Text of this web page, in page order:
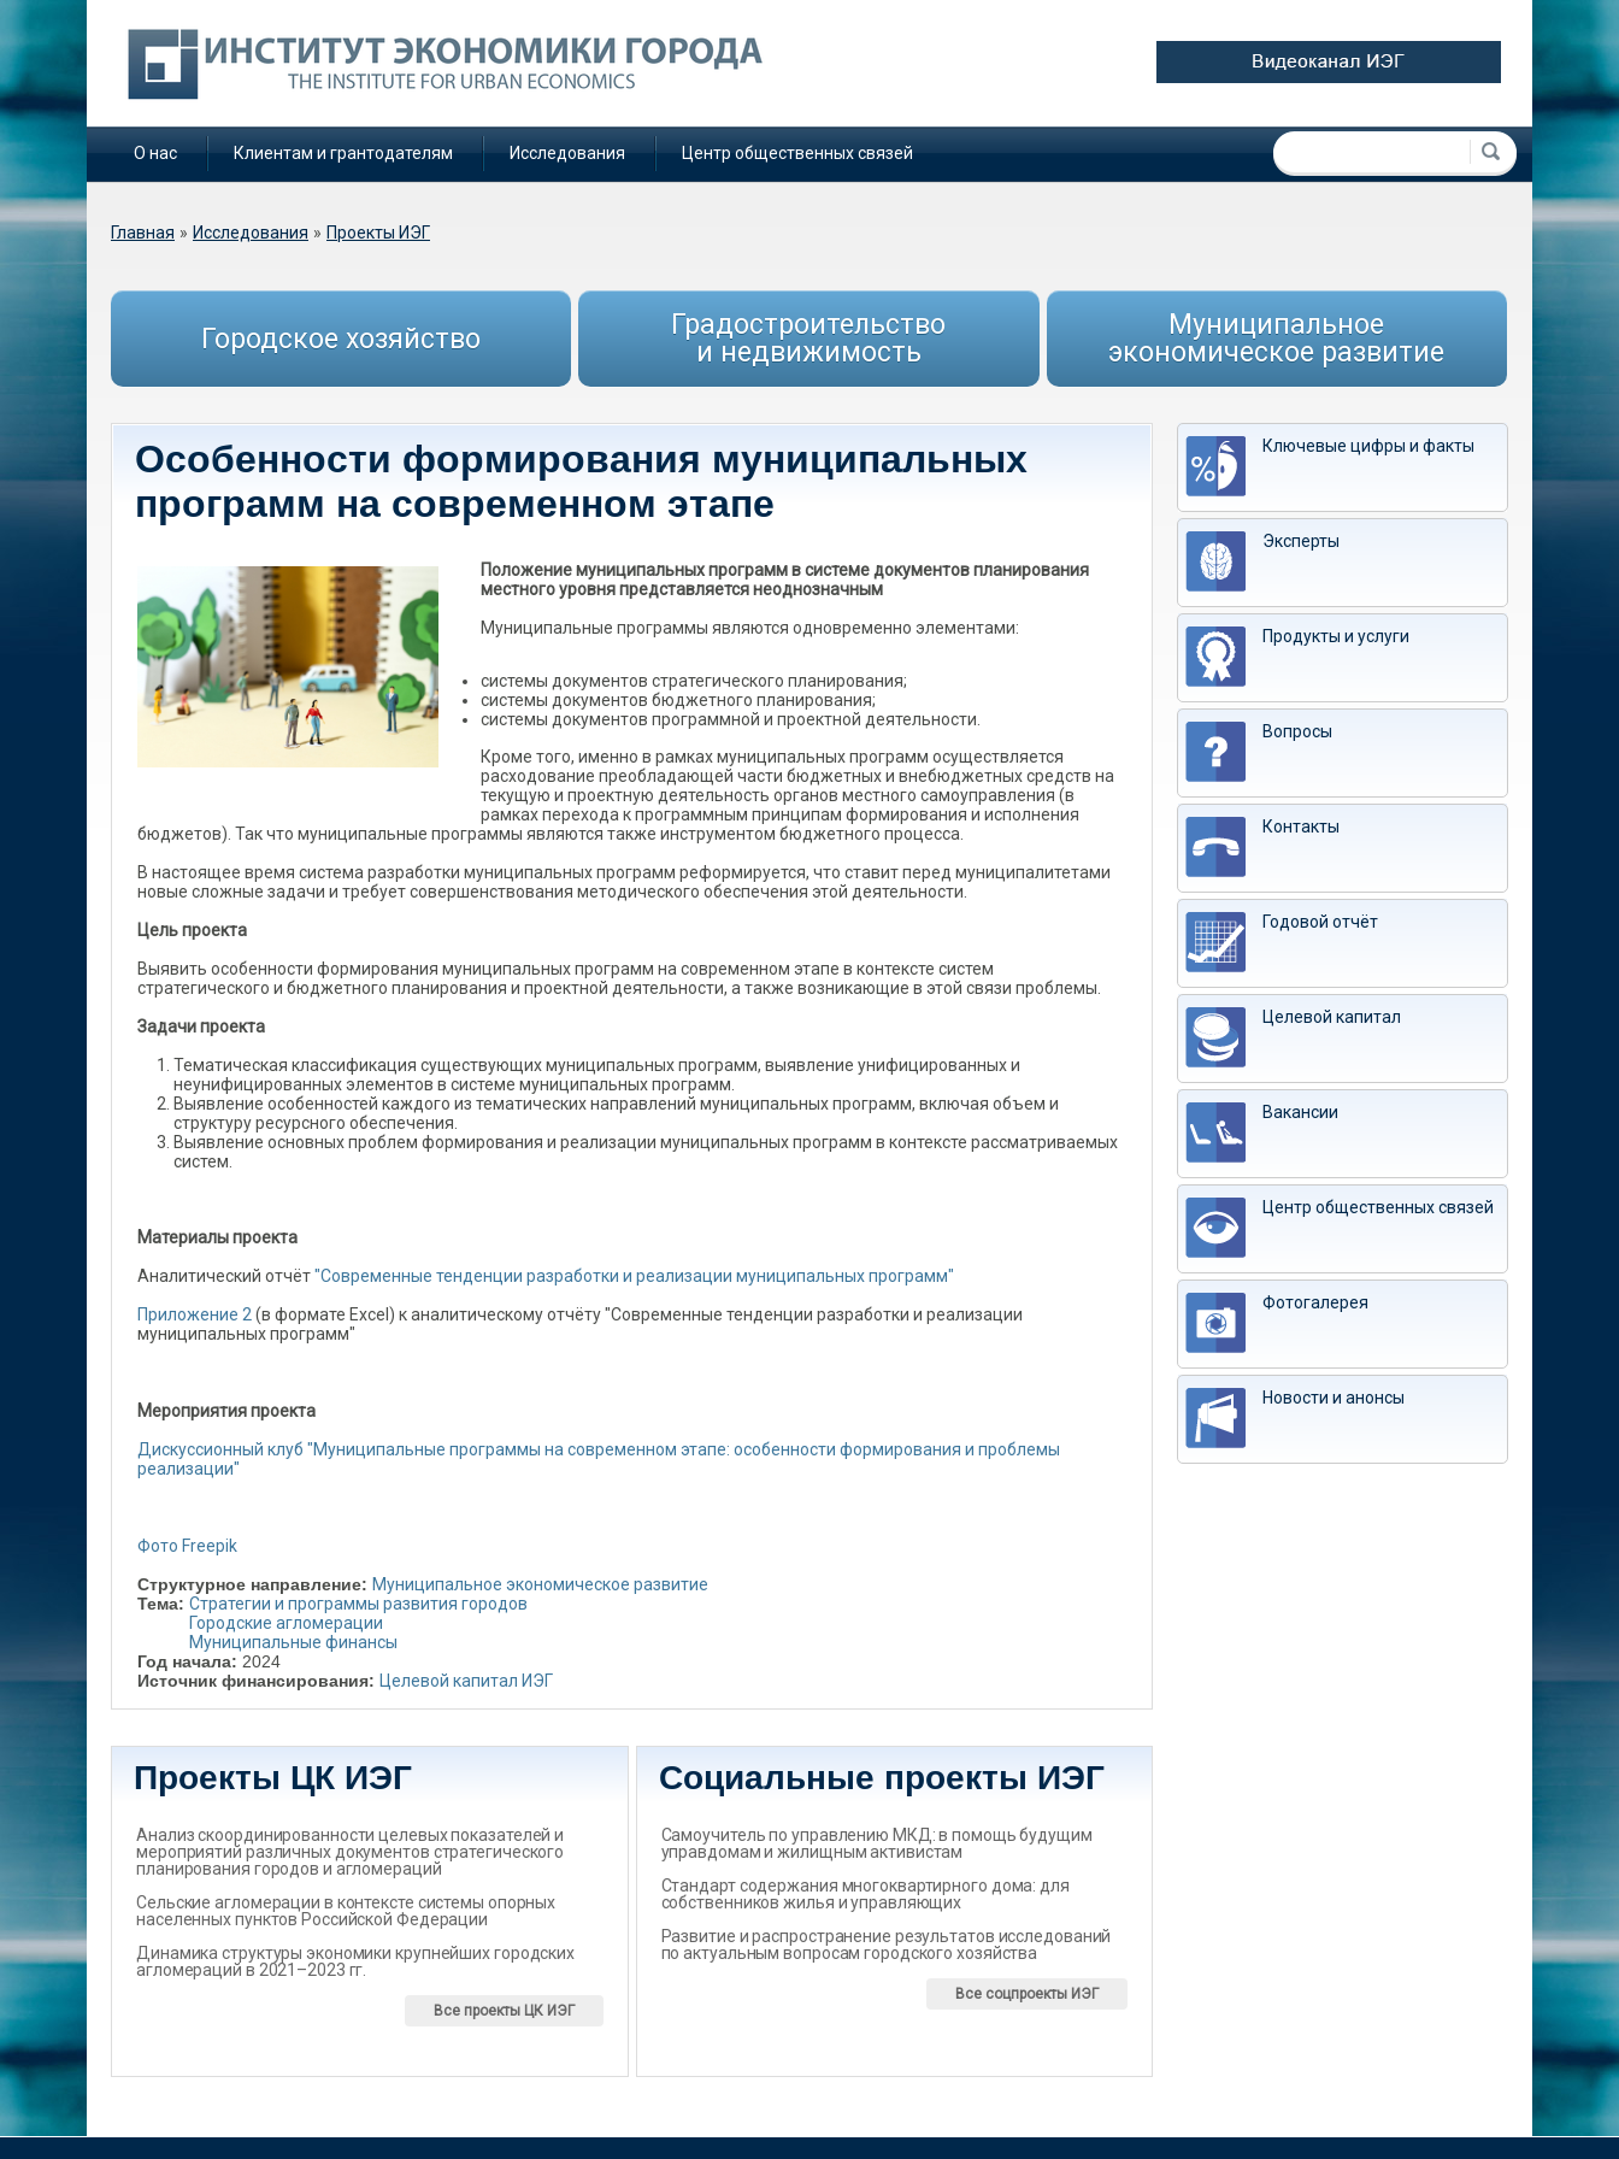
О нас Клиентам и грантодателям Исследования Центр общественных связей Форма поиска
Поиск
Вы здесь
Главная » Исследования » Проекты ИЭГ
Городское хозяйство
Градостроительство
и недвижимость
Муниципальное
экономическое развитие
Особенности формирования муниципальных
программ на современном этапе
Положение муниципальных программ в системе документов планирования
местного уровня представляется неоднозначным
Муниципальные программы являются одновременно элементами:
системы документов стратегического планирования;
системы документов бюджетного планирования;
системы документов программной и проектной деятельности.
Кроме того, именно в рамках муниципальных программ осуществляется
расходование преобладающей части бюджетных и внебюджетных средств на
текущую и проектную деятельность органов местного самоуправления (в
рамках перехода к программным принципам формирования и исполнения
бюджетов). Так что муниципальные программы являются также инструментом бюджетного процесса.
В настоящее время система разработки муниципальных программ реформируется, что ставит перед муниципалитетами
новые сложные задачи и требует совершенствования методического обеспечения этой деятельности.
Цель проекта
Выявить особенности формирования муниципальных программ на современном этапе в контексте систем
стратегического и бюджетного планирования и проектной деятельности, а также возникающие в этой связи проблемы.
Задачи проекта
Тематическая классификация существующих муниципальных программ, выявление унифицированных и
неунифицированных элементов в системе муниципальных программ.
Выявление особенностей каждого из тематических направлений муниципальных программ, включая объем и
структуру ресурсного обеспечения.
Выявление основных проблем формирования и реализации муниципальных программ в контексте рассматриваемых
систем.
Материалы проекта
Аналитический отчёт"Современные тенденции разработки и реализации муниципальных программ"
Приложение 2 (в формате Excel) к аналитическому отчёту "Современные тенденции разработки и реализации
муниципальных программ"
Мероприятия проекта
Дискуссионный клуб "Муниципальные программы на современном этапе: особенности формирования и проблемы
реализации"
Фото Freepik
Структурное направление: Муниципальное экономическое развитие
Тема: Стратегии и программы развития городов
Городские агломерации
Муниципальные финансы
Год начала: 2024
Источник финансирования: Целевой капитал ИЭГ
Проекты ЦК ИЭГ
Анализ скоординированности целевых показателей и
мероприятий различных документов стратегического
планирования городов и агломераций
Сельские агломерации в контексте системы опорных
населенных пунктов Российской Федерации
Динамика структуры экономики крупнейших городских
агломераций в 2021–2023 гг.
Все проекты ЦК ИЭГ
Социальные проекты ИЭГ
Самоучитель по управлению МКД: в помощь будущим
управдомам и жилищным активистам
Стандарт содержания многоквартирного дома: для
собственников жилья и управляющих
Развитие и распространение результатов исследований
по актуальным вопросам городского хозяйства
Все соцпроекты ИЭГ
Ключевые цифры и факты
Эксперты
Продукты и услуги
Вопросы
Контакты
Годовой отчёт
Целевой капитал
Вакансии
Центр общественных связей
Фотогалерея
Новости и анонсы